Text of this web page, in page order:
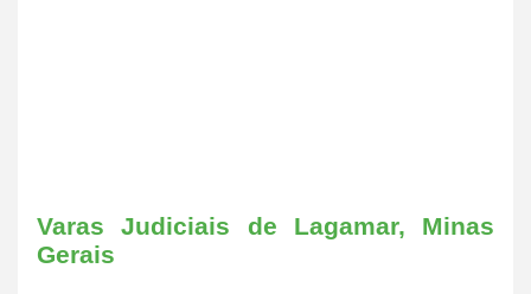
Varas Judiciais de Lagamar, Minas
Gerais